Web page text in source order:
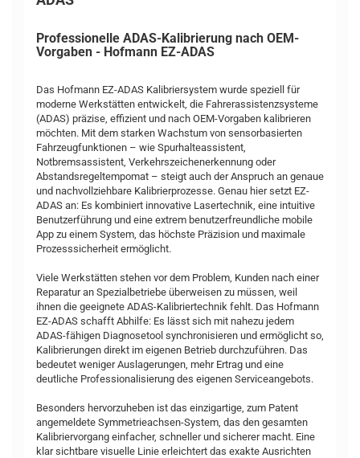
Professionelle ADAS-Kalibrierung nach OEM-
Vorgaben - Hofmann EZ-ADAS
Das Hofmann EZ-ADAS Kalibriersystem wurde speziell für
moderne Werkstätten entwickelt, die Fahrerassistenzsysteme
(ADAS) präzise, effizient und nach OEM-Vorgaben kalibrieren
möchten. Mit dem starken Wachstum von sensorbasierten
Fahrzeugfunktionen – wie Spurhalteassistent,
Notbremsassistent, Verkehrszeichenerkennung oder
Abstandsregeltempomat – steigt auch der Anspruch an genaue
und nachvollziehbare Kalibrierprozesse. Genau hier setzt EZ-
ADAS an: Es kombiniert innovative Lasertechnik, eine intuitive
Benutzerführung und eine extrem benutzerfreundliche mobile
App zu einem System, das höchste Präzision und maximale
Prozesssicherheit ermöglicht.
Viele Werkstätten stehen vor dem Problem, Kunden nach einer
Reparatur an Spezialbetriebe überweisen zu müssen, weil
ihnen die geeignete ADAS-Kalibriertechnik fehlt. Das Hofmann
EZ-ADAS schafft Abhilfe: Es lässt sich mit nahezu jedem
ADAS-fähigen Diagnosetool synchronisieren und ermöglicht so,
Kalibrierungen direkt im eigenen Betrieb durchzuführen. Das
bedeutet weniger Auslagerungen, mehr Ertrag und eine
deutliche Professionalisierung des eigenen Serviceangebots.
Besonders hervorzuheben ist das einzigartige, zum Patent
angemeldete Symmetrieachsen-System, das den gesamten
Kalibriervorgang einfacher, schneller und sicherer macht. Eine
klar sichtbare visuelle Linie erleichtert das exakte Ausrichten